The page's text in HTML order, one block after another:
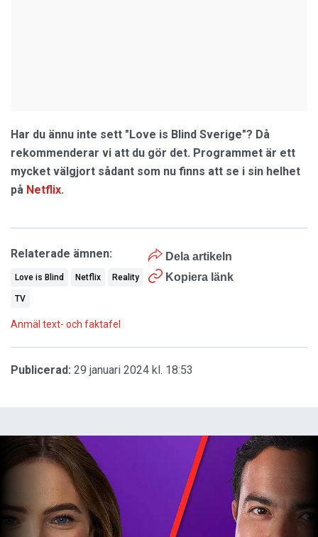
Har du ännu inte sett "Love is Blind Sverige"? Då
rekommenderar vi att du gör det. Programmet är ett
mycket välgjort sådant som nu finns att se i sin helhet
på Netflix.
Dela artikeln
Kopiera länk
Relaterade ämnen:
Love is Blind Netflix Reality
TV
Anmäl text- och faktafel
Publicerad: 29 januari 2024 kl. 18:53